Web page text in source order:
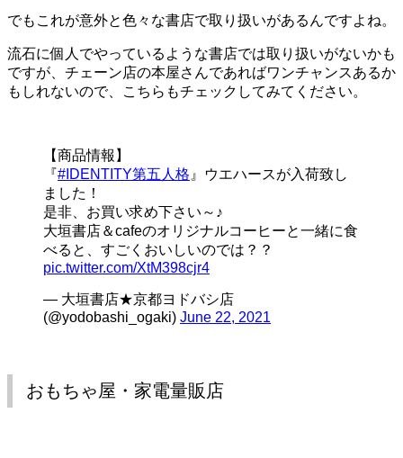
でもこれが意外と色々な書店で取り扱いがあるんですよね。
流石に個人でやっているような書店では取り扱いがないかも
ですが、チェーン店の本屋さんであればワンチャンスあるか
もしれないので、こちらもチェックしてみてください。
【商品情報】
『#IDENTITY第五人格 』ウエハースが入荷致し
ました！
是非、お買い求め下さい～♪
大垣書店＆cafeのオリジナルコーヒーと一緒に食
べると、すごくおいしいのでは？？
pic.twitter.com/XtM398cjr4
— 大垣書店★京都ヨドバシ店
(@yodobashi_ogaki) June 22, 2021
おもちゃ屋・家電量販店